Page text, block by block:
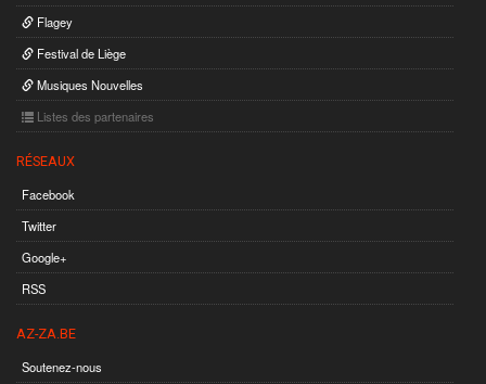
Flagey
Festival de Liège
Musiques Nouvelles
Listes des partenaires
RÉSEAUX
Facebook
Twitter
Google+
RSS
AZ-ZA.BE
Soutenez-nous